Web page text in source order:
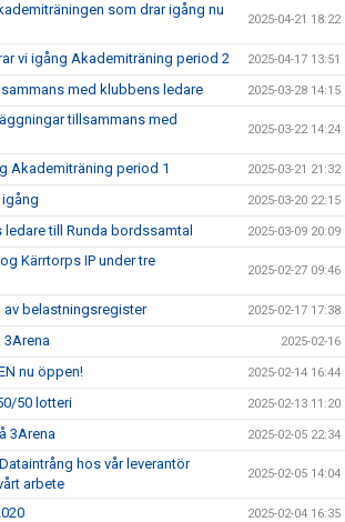
som drar igång nu
2025-04-21 18:22
vi igång Akademiträning period 2 2025-04-17 13:51
med klubbens ledare 2025-03-28 14:15
tillsammans med
2025-03-22 14:24
Akademiträning period 1 2025-03-21 21:32
2025-03-20 22:15
till Runda bordssamtal 2025-03-09 20:09
Kärrtorps IP under tre
2025-02-27 09:46
av belastningsregister 2025-02-17 17:38
3Arena 2025-02-16
nu öppen! 2025-02-14 16:44
50 lotteri 2025-02-13 11:20
3Arena 2025-02-05 22:34
hos vår leverantör
arbete
2025-02-05 14:04
2025-02-04 16:35